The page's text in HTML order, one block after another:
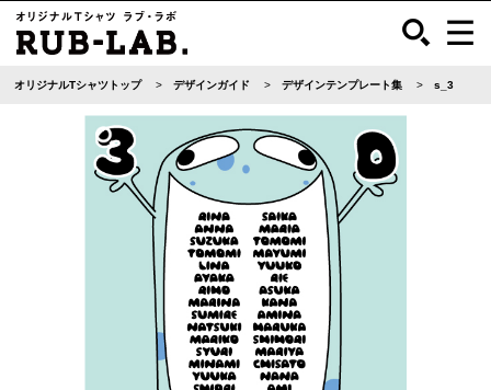
オリジナルTシャツトップ デザインガイド デザインテンプレート集 s_3